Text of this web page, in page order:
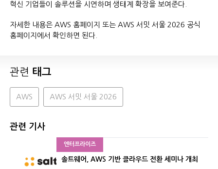
혁신 기업들이 솔루션을 시연하며 생태계 확장을 보여준다.
자세한 내용은 AWS 홈페이지 또는 AWS 서밋 서울 2026 공식
홈페이지에서 확인하면 된다.
관련 태그
AWS AWS 서밋 서울 2026
관련 기사
엔터프라이즈
솔트웨어, AWS 기반 클라우드 전환 세미나 개최